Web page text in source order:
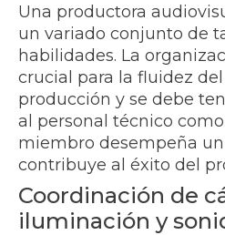
Una productora
un variado conjunto de
habilidades. La
crucial para la fluidez
producción y se debe
al personal técnico
miembro desempeña
contribuye al éxito del
Coordinación de
iluminación y